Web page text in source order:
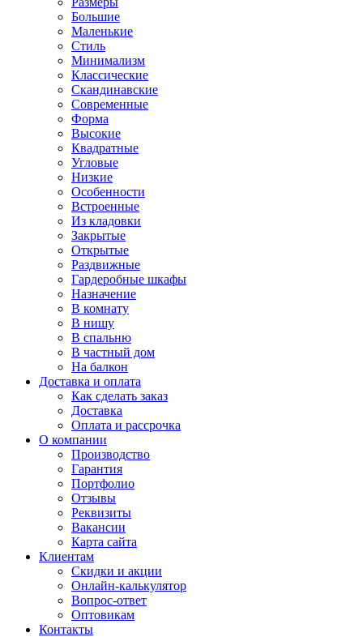
Большие
Маленькие
Стиль
Минимализм
Классические
Скандинавские
Современные
Форма
Высокие
Квадратные
Угловые
Низкие
Особенности
Встроенные
Из кладовки
Закрытые
Открытые
Раздвижные
Гардеробные шкафы
Назначение
В комнату
В нишу
В спальню
В частный дом
На балкон
Доставка и оплата
Как сделать заказ
Доставка
Оплата и рассрочка
О компании
Производство
Гарантия
Портфолио
Отзывы
Реквизиты
Вакансии
Карта сайта
Клиентам
Скидки и акции
Онлайн-калькулятор
Вопрос-ответ
Оптовикам
Контакты